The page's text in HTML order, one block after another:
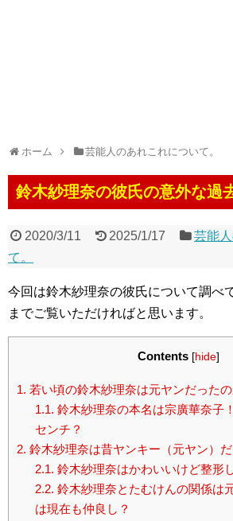
ホーム 芸能人のあれこれについて。
鈴木紗理奈の彼氏の意外な過
2020/3/11 2025/1/17
芸能
て。
今回は鈴木紗理奈の彼氏について調べ
までご覧いただければと思います。
Contents [hide]
1. 若い頃の鈴木紗理奈は元ヤンだったの
1.1. 鈴木紗理奈の本名は宗廣華奈子
センチ？
2. 鈴木紗理奈は昔ヤンキー（元ヤン）
2.1. 鈴木紗理奈はかわいいけど整形
2.2. 鈴木紗理奈とたむけんの関係は
は現在も仲良し？